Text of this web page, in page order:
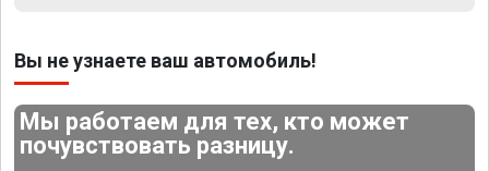
Вы не узнаете ваш автомобиль!
Мы работаем для тех, кто может
почувствовать разницу.